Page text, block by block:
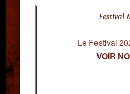
Festival
Le Festival
VOIR